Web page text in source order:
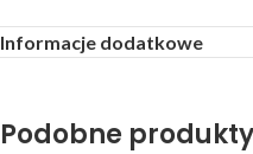
Informacje dodatkowe
Podobne produkty